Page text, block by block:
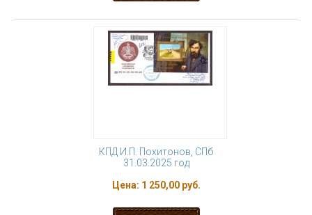
КПД И.П. Похитонов, СПб
31.03.2025 год
Цена: 1 250,00 руб.